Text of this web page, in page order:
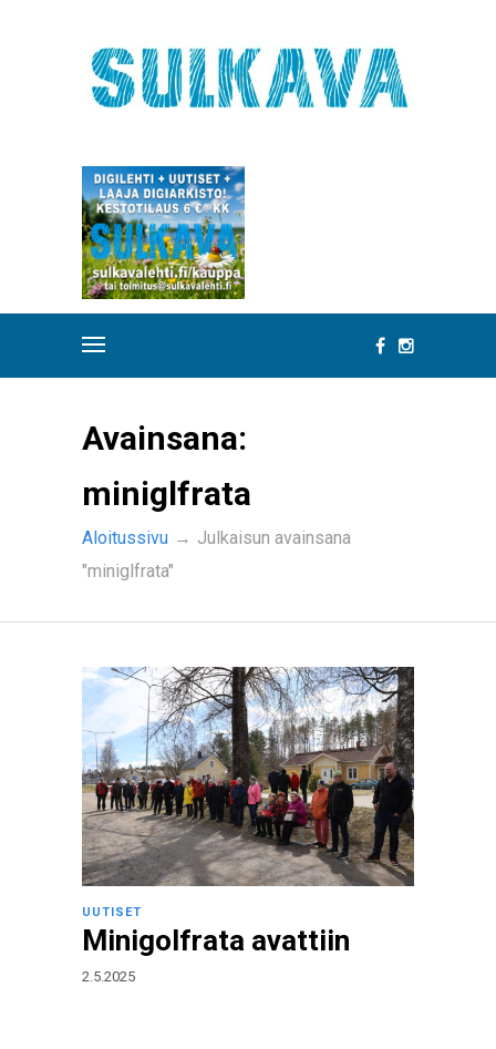
Avainsana:
miniglfrata
Aloitussivu → Julkaisun avainsana
"miniglfrata"
UUTISET
Minigolfrata avattiin
2.5.2025